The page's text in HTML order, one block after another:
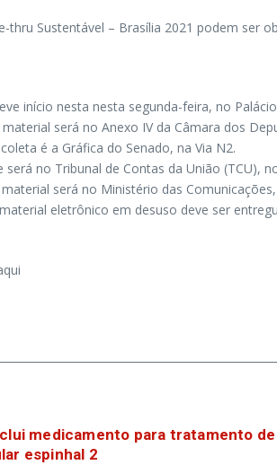
Sustentável – Brasília 2021 podem ser
início nesta nesta segunda-feira, no
será no Anexo IV da Câmara dos
é a Gráfica do Senado, na Via N2.
no Tribunal de Contas da União (TCU),
será no Ministério das
eletrônico em desuso deve ser
medicamento para tratamento
espinhal 2